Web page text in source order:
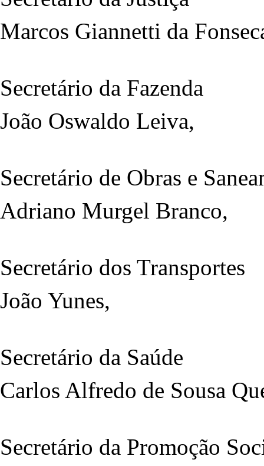
Marcos Giannetti da
Secretário da Fazenda
João Oswaldo Leiva,
Secretário de Obras e
Adriano Murgel Branco,
Secretário dos Transportes
João Yunes,
Secretário da Saúde
Carlos Alfredo de Sousa
Secretário da Promoção